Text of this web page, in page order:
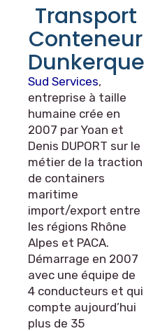
Transport
Conteneur
Dunkerque
Sud Services,
entreprise à taille
humaine crée en
2007 par Yoan et
Denis DUPORT sur le
métier de la traction
de containers
maritime
import/export entre
les régions Rhône
Alpes et PACA.
Démarrage en 2007
avec une équipe de
4 conducteurs et qui
compte aujourd’hui
plus de 35